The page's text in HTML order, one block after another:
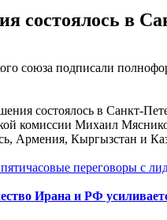
состоялось в
союза подписали
состоялось в Санкт-
комиссии Михаил
Армения, Кыргызстан и
переговоры с
Ирана и РФ